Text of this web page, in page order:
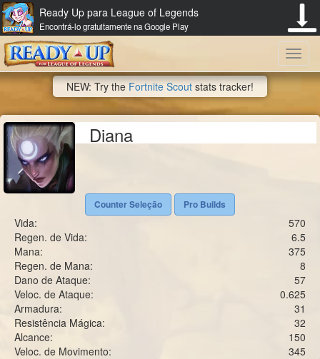
Ready Up para League of Legends
Encontrá-lo gratuitamente na Google Play
NEW: Try the Fortnite Scout stats tracker!
Diana
Counter Seleção Pro Builds
Vida:
570
Regen. de Vida:
6.5
Mana:
375
Regen. de Mana:
8
Dano de Ataque:
57
Veloc. de Ataque:
0.625
Armadura:
31
Resistência Mágica:
32
Alcance:
150
Veloc. de Movimento:
345